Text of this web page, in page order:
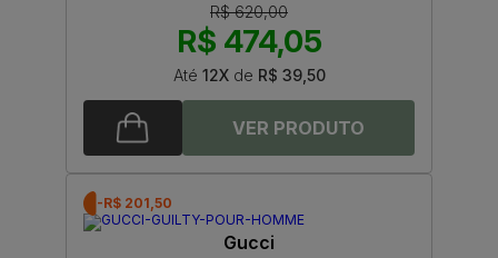
R$ 620,00
R$ 474,05
Até 12Xde R$ 39,50
-R$ 201,50
Gucci